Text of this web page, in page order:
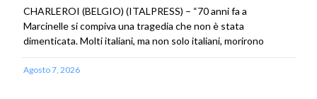
CHARLEROI (BELGIO) (ITALPRESS) – “70 anni fa a
Marcinelle si compiva una tragedia che non è stata
dimenticata. Molti italiani, ma non solo italiani, morirono
Agosto 7, 2026